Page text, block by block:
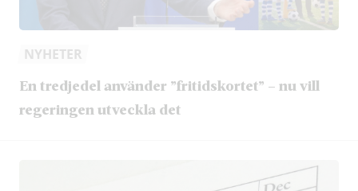
NYHETER
En tredjedel använder ”fritidskortet” – nu vill
regeringen utveckla det